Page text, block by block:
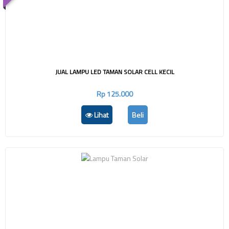
JUAL LAMPU LED TAMAN SOLAR CELL KECIL
Rp 125.000
Lihat
Beli